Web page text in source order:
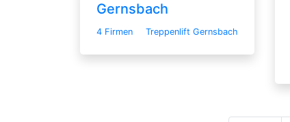
Gernsbach
4 Firmen Treppenlift Gernsbach